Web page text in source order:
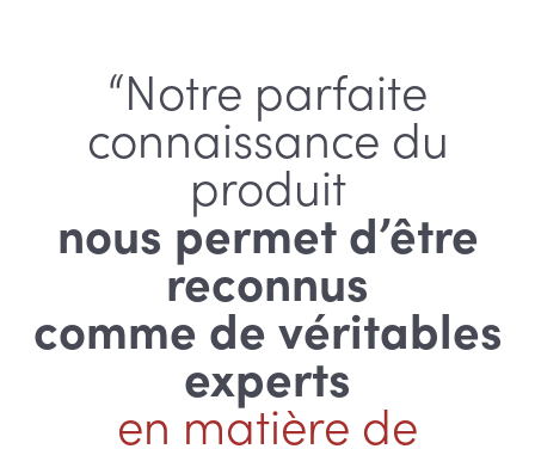
“Notre parfaite
connaissance du
produit
nous permet d’être
reconnus
comme de véritables
experts
en matière de